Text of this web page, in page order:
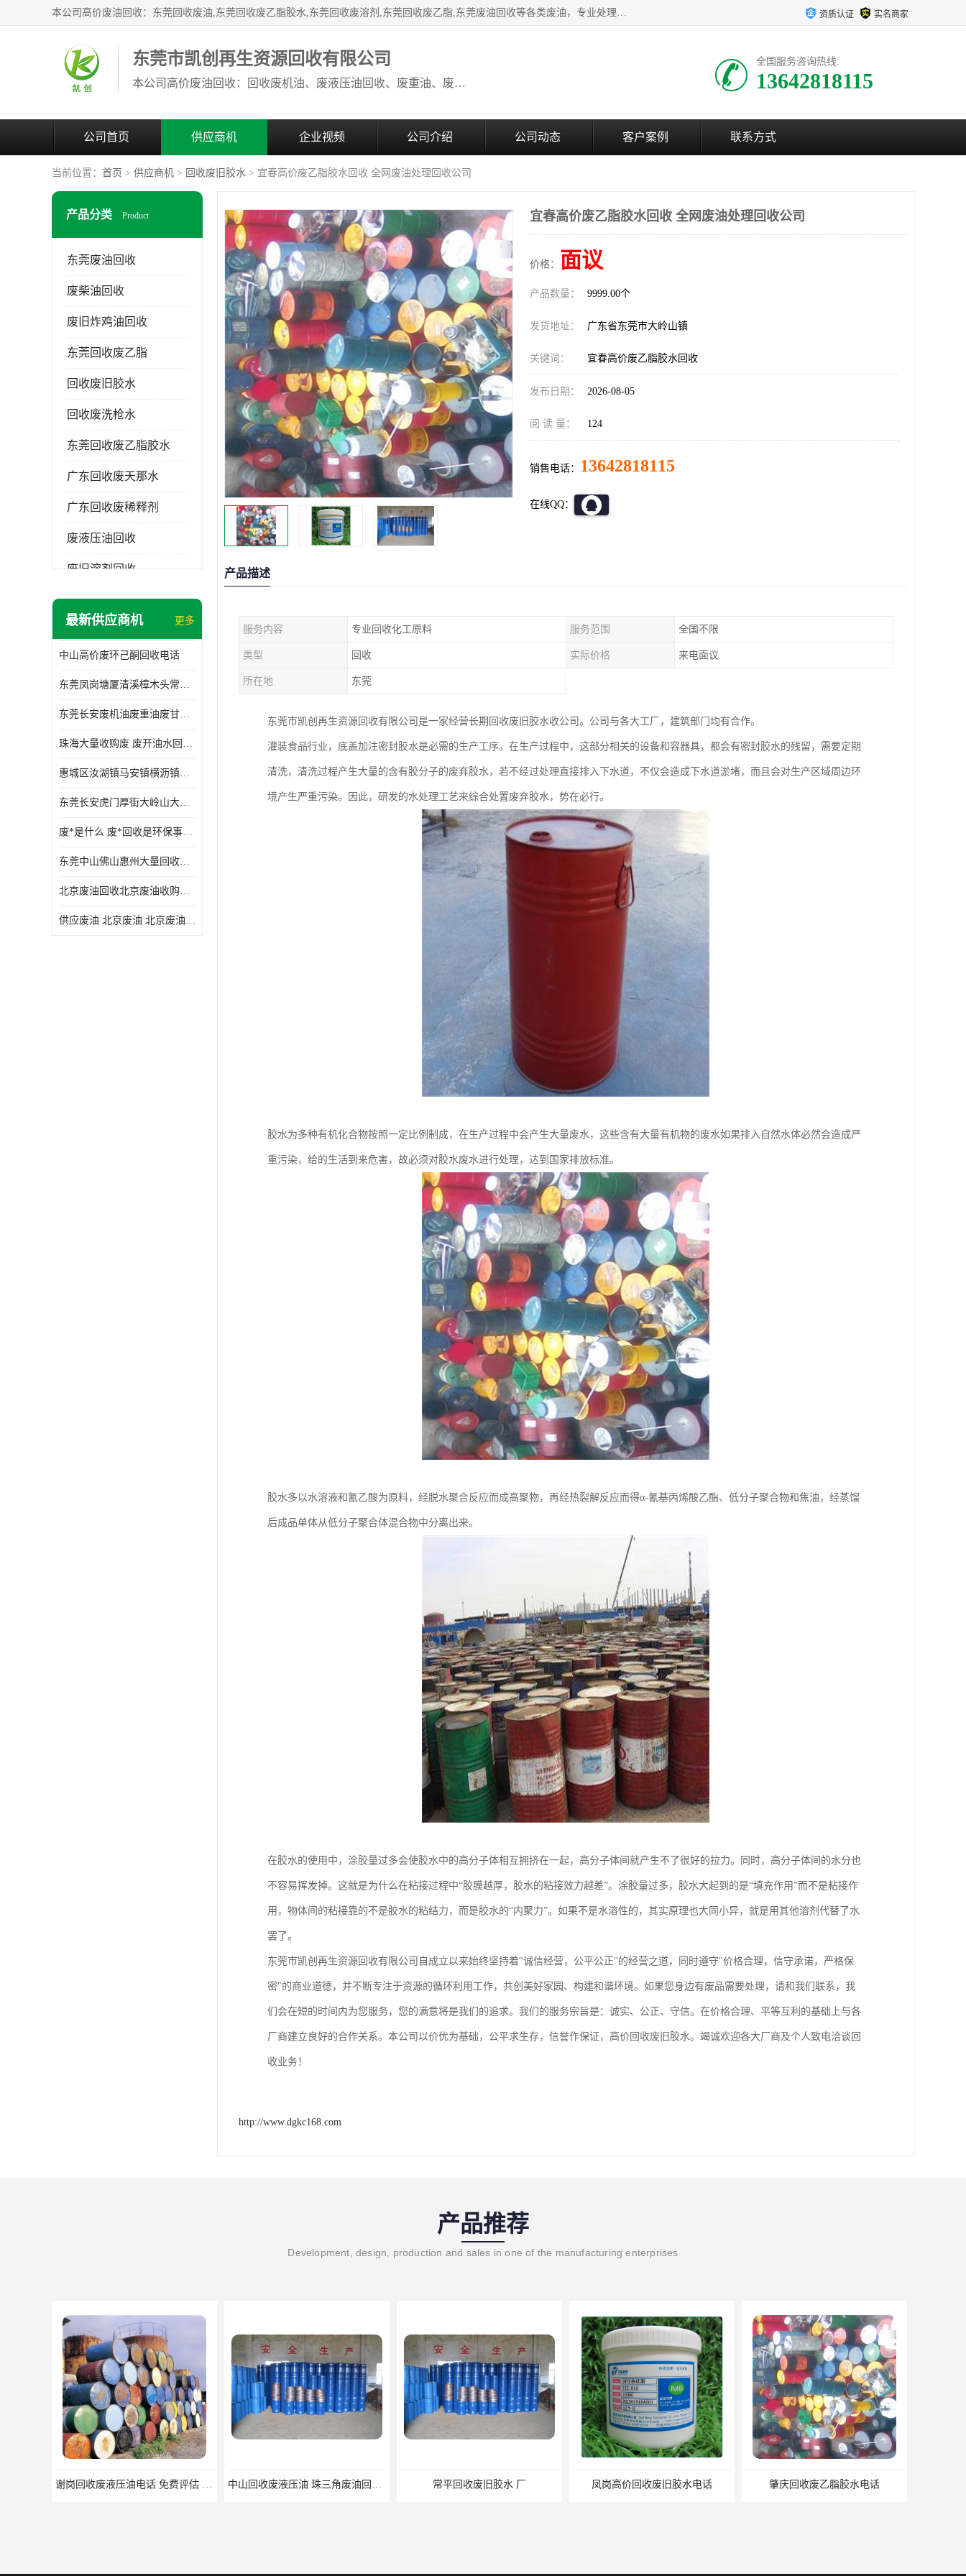
本公司高价废油回收：东莞回收废油,东莞回收废乙脂胶水,东莞回收废溶剂,东莞回收废乙脂,东莞废油回收等各类废油，专业处理从事化工产品研发与销售的综合型高科技服务性企业。我公司自成立以来，一直秉承“科技创新，立足诚信，感恩于心”的理念，力求设计与客户合作共赢的局面。在广大新老客户的大力支持下，我公司员工经过不懈努力，公司已快速发展成为国内知名化工企业。 资质认证 实名商家
东莞市凯创再生资源回收有限公司
本公司高价废油回收：回收废机油、废液压油回收、废重油、废食用油回收、废导热油、废、废油漆、废UV光油、废清、废白矿油、废变压器油
全国服务咨询热线:
13642818115
公司首页 供应商机 企业视频 公司介绍 公司动态 客户案例 联系方式
当前位置： 首页 > 供应商机 > 回收废旧胶水 > 宜春高价废乙脂胶水回收 全网废油处理回收公司
产品分类 Product
东莞废油回收
废柴油回收
废旧炸鸡油回收
东莞回收废乙脂
回收废旧胶水
回收废洗枪水
东莞回收废乙脂胶水
广东回收废天那水
广东回收废稀释剂
废液压油回收
废旧溶剂回收
东莞回收废溶剂
废三氯乙烯回收
废混合溶剂回收
最新供应商机 更多
中山高价废环己酮回收电话
东莞凤岗塘厦清溪樟木头常平废液压油 废火花机油 废 废切削油 废齿轮油 废导轨油 废螺杆油
东莞长安废机油废重油废甘油废矿物油废燃料油废废润滑油废火花机油废油废齿轮油
珠海大量收购废 废开油水回收废酒精废废乙酯胶水废洗枪水废开油水废二废三氯丁脂乙脂废甲
惠城区汝湖镇马安镇横沥镇芦洲镇 惠阳新圩镇镇镇沙田镇废机油废液压油废润滑油废废火花机油废白电油废废齿轮油废白矿油废变压器油废燃料油
东莞长安虎门厚街大岭山大量回收废开油水废洗枪水废稀释剂
废*是什么 废*回收是环保事业吗
东莞中山佛山惠州大量回收废机油，废液压油，废润滑油，废，废火花机油，废白电油，废，废齿轮油，废白矿油，废变压器油，废燃料油，废切削油
北京废油回收北京废油收购再生注意的事项
供应废油 北京废油 北京废油回收 废油收购
宜春高价废乙脂胶水回收 全网废油处理回收公司
价格： 面议
产品数量： 9999.00个
发货地址： 广东省东莞市大岭山镇
关键词： 宜春高价废乙脂胶水回收
发布日期： 2026-08-05
阅 读 量： 124
销售电话： 13642818115
在线QQ：
产品描述
服务内容 专业回收化工原料 服务范围 全国不限
类型 回收 实际价格 来电面议
所在地 东莞
东莞市凯创再生资源回收有限公司是一家经营长期回收废旧胶水收公司。公司与各大工厂，建筑部门均有合作。
灌装食品行业，底盖加注密封胶水是必需的生产工序。在生产过程中，这部分相关的设备和容器具，都会有密封胶水的残留，需要定期
清洗，清洗过程产生大量的含有胶分子的废弃胶水，若不经过处理直接排入下水道，不仅会造成下水道淤堵，而且会对生产区域周边环
境产生严重污染。因此，研发的水处理工艺来综合处置废弃胶水，势在必行。
胶水为多种有机化合物按照一定比例制成，在生产过程中会产生大量废水，这些含有大量有机物的废水如果排入自然水体必然会造成严
重污染，给的生活到来危害，故必须对胶水废水进行处理，达到国家排放标准。
胶水多以水溶液和氰乙酸为原料，经脱水聚合反应而成高聚物，再经热裂解反应而得α-氰基丙烯酸乙酯、低分子聚合物和焦油，经蒸馏
后成品单体从低分子聚合体混合物中分离出来。
在胶水的使用中，涂胶量过多会使胶水中的高分子体相互拥挤在一起，高分子体间就产生不了很好的拉力。同时，高分子体间的水分也
不容易挥发掉。这就是为什么在粘接过程中“胶膜越厚，胶水的粘接效力越差”。涂胶量过多，胶水大起到的是“填充作用”而不是粘接作
用，物体间的粘接靠的不是胶水的粘结力，而是胶水的“内聚力”。如果不是水溶性的，其实原理也大同小异，就是用其他溶剂代替了水
罢了。
东莞市凯创再生资源回收有限公司自成立以来始终坚持着"诚信经营，公平公正"的经营之道，同时遵守"价格合理，信守承诺，严格保
密"的商业道德，并不断专注于资源的循环利用工作，共创美好家园、构建和谐环境。如果您身边有废品需要处理，请和我们联系，我
们会在短的时间内为您服务，您的满意将是我们的追求。我们的服务宗旨是：诚实、公正、守信。在价格合理、平等互利的基础上与各
厂商建立良好的合作关系。本公司以价优为基础，公平求生存，信誉作保证，高价回收废旧胶水。竭诚欢迎各大厂商及个人致电洽谈回
收业务！
http://www.dgkc168.com
产品推荐
Development, design, production and sales in one of the manufacturing enterprises
谢岗回收废液压油电话 免费评估 上门服务 中山回收废液压油 珠三角废油回收公司 常平回收废旧胶水 厂 凤岗高价回收废旧胶水电话 肇庆回收废乙脂胶水电话